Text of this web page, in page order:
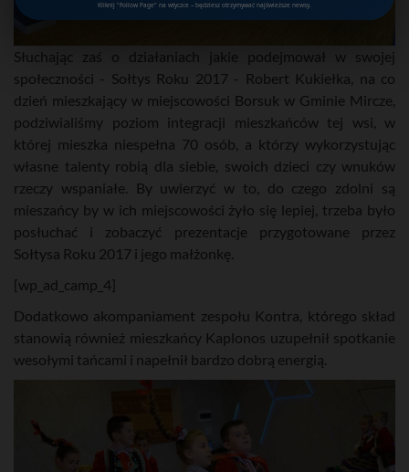
Kliknij "Follow Page" na wtyczce – będziesz otrzymywać najświeższe newsy.
Słuchając zaś o działaniach jakie podejmował w swojej
społeczności - Sołtys Roku 2017 - Robert Kukiełka, na co
dzień mieszkający w miejscowości Borsuk w Gminie Mircze,
podziwialiśmy poziom integracji mieszkańców tej wsi, w
której mieszka niespełna 70 osób, a którzy wykorzystując
własne talenty robią dla siebie, swoich dzieci czy wnuków
rzeczy wspaniałe. By uwierzyć w to, do czego zdolni są
mieszańcy by w ich miejscowości żyło się lepiej, trzeba było
posłuchać i zobaczyć prezentacje przygotowane przez
Sołtysa Roku 2017 i jego małżonkę.
[wp_ad_camp_4]
Dodatkowo akompaniament zespołu Kontra, którego skład
stanowią również mieszkańcy Kaplonos uzupełnił spotkanie
wesołymi tańcami i napełnił bardzo dobrą energią.